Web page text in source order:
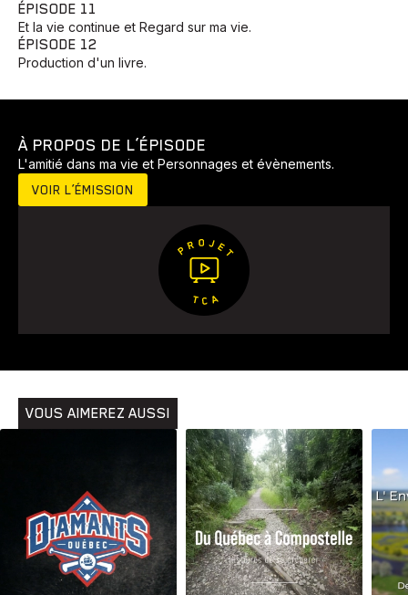
Bingo Communauté
Histoires
ÉPISODE 11
Et la vie continue et Regard sur ma vie.
ÉPISODE 12
Production d'un livre.
À PROPOS DE L’ÉPISODE
L'amitié dans ma vie et Personnages et évènements.
VOIR L’ÉMISSION
VOUS AIMEREZ AUSSI